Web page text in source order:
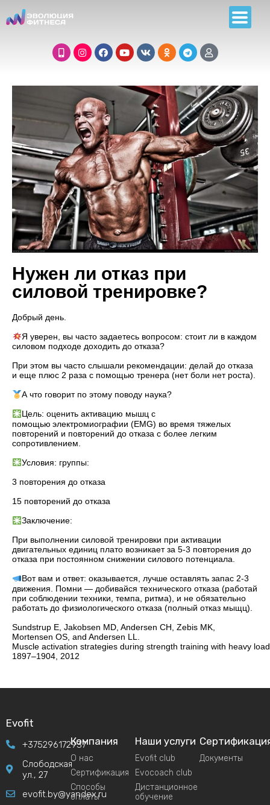
Нужен ли отказ при
силовой тренировке?
Добрый день.
Я уверен, вы часто задаетесь вопросом: стоит ли в каждом
силовом подходе доходить до отказа?
При этом вы часто слышали рекомендации: делай до отказа
и еще плюс 2 раза с помощью тренера (нет боли нет роста).
А что говорит по этому поводу наука?
Цель: оценить активацию мышц с
помощью электромиографии (EMG) во время тяжелых
повторений и повторений до отказа с более легким
сопротивлением.
Условия: группы:
3 повторения до отказа
15 повторений до отказа
Заключение:
При выполнении силовой тренировки при активации
двигательных единиц плато возникает за 5-3 повторения до
отказа при постоянном снижении силового потенциала.
Вот вам и ответ: оказывается, лучше оставлять запас 2-3
движения. Помни — добивайся технического отказа (работай
при соблюдении техники, темпа, ритма), и не обязательно
работать до физиологического отказа (полный отказ мыщц).
Sundstrup E, Jakobsen MD, Andersen CH, Zebis MK,
Mortensen OS, and Andersen LL.
Muscle activation strategies during strength training with heavy
1897–1904, 2012
Evofit
+375296172937
Слободская
ул., 27
evofit.by@yandex.ru
Компания
О нас
Сертификация
Способы
оплаты
Наши услуги
Evofit club
Evocoach club
Дистанционное
обучение
Документы